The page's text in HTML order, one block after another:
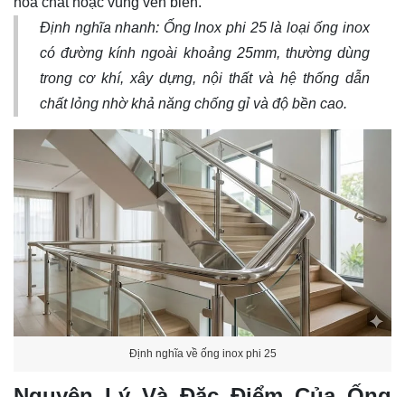
Định nghĩa nhanh: Ống lnox phi 25 là loại ống inox
có đường kính ngoài khoảng 25mm, thường dùng
trong cơ khí, xây dựng, nội thất và hệ thống dẫn
chất lỏng nhờ khả năng chống gỉ và độ bền cao.
Định nghĩa về ống inox phi 25